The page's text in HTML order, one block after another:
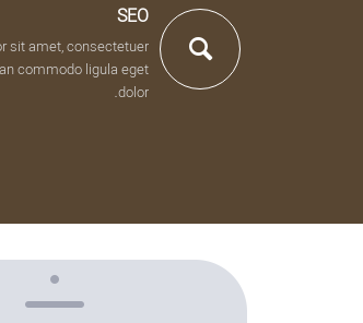
SEO
sit amet, consectetuer
commodo ligula eget
dolor.